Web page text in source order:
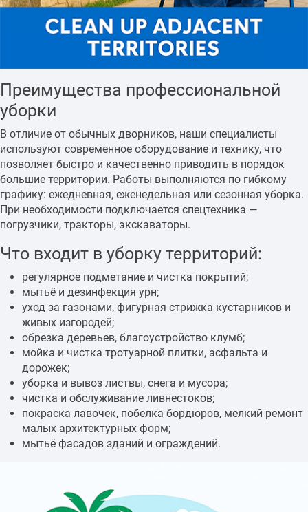
Преимущества профессиональной
уборки
В отличие от обычных дворников, наши специалисты
используют современное оборудование и технику, что
позволяет быстро и качественно приводить в порядок
большие территории. Работы выполняются по гибкому
графику: ежедневная, еженедельная или сезонная уборка.
При необходимости подключается спецтехника —
погрузчики, тракторы, экскаваторы.
Что входит в уборку территорий:
регулярное подметание и чистка покрытий;
мытьё и дезинфекция урн;
уход за газонами, фигурная стрижка кустарников и
живых изгородей;
обрезка деревьев, благоустройство клумб;
мойка и чистка тротуарной плитки, асфальта и
дорожек;
уборка и вывоз листвы, снега и мусора;
чистка и обслуживание ливнестоков;
покраска лавочек, побелка бордюров, мелкий ремонт
малых архитектурных форм;
мытьё фасадов зданий и ограждений.